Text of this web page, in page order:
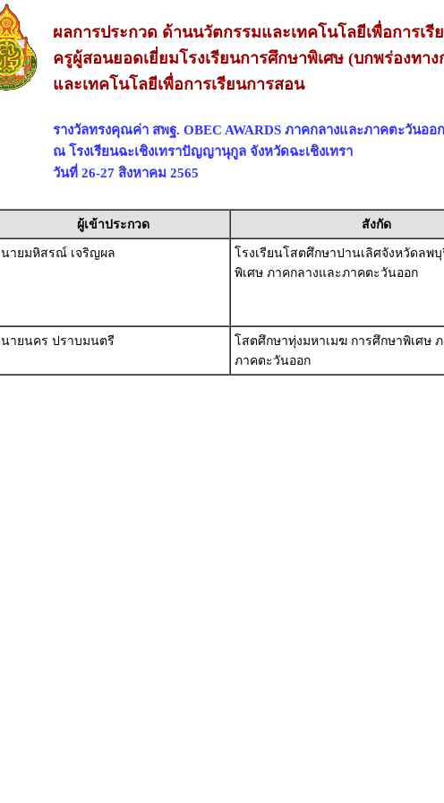
ผลการประกวด ด้านนวัตกรรมและเทคโนโลยีเพื่อการเรี
ครูผู้สอนยอดเยี่ยมโรงเรียนการศึกษาพิเศษ (บกพร่องทา
และเทคโนโลยีเพื่อการเรียนการสอน
รางวัลทรงคุณค่า สพฐ. OBEC AWARDS ภาคกลางและภาคตะวันออ
ณ โรงเรียนฉะเชิงเทราปัญญานุกูล จังหวัดฉะเชิงเทรา
วันที่ 26-27 สิงหาคม 2565
ผู้เข้าประกวด สังกัด
นายมหิสรณ์ เจริญผล
โรงเรียนโสตศึกษาปานเลิศจังหวัดลพ
พิเศษ ภาคกลางและภาคตะวันออก
นายนคร ปราบมนตรี
โสตศึกษาทุ่งมหาเมฆ การศึกษาพิเศษ
ภาคตะวันออก